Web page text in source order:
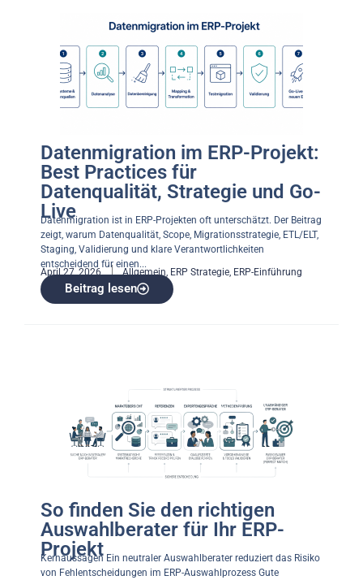
Datenmigration im ERP-Projekt:
Best Practices für
Datenqualität, Strategie und Go-
Live
Datenmigration ist in ERP-Projekten oft unterschätzt. Der Beitrag
zeigt, warum Datenqualität, Scope, Migrationsstrategie, ETL/ELT,
Staging, Validierung und klare Verantwortlichkeiten
entscheidend für einen...
April 27, 2026 Allgemein ERP Strategie ERP-Einführung
Beitrag lesen
So finden Sie den richtigen
Auswahlberater für Ihr ERP-
Projekt
Kernaussagen Ein neutraler Auswahlberater reduziert das Risiko
von Fehlentscheidungen im ERP-Auswahlprozess Gute